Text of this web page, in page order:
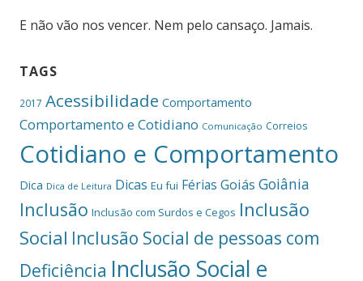
E não vão nos vencer. Nem pelo cansaço. Jamais.
TAGS
2017 Acessibilidade Comportamento
Comportamento e Cotidiano Comunicação Correios
Cotidiano e Comportamento
Dica Dica de Leitura Dicas Eu fui Férias Goiás Goiânia
Inclusão Inclusão com Surdos e Cegos Inclusão
Social Inclusão Social de pessoas com
Deficiência Inclusão Social e